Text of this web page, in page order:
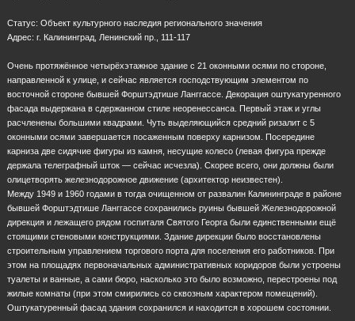
Статус: Объект культурного наследия регионального значения
Адрес: г. Калининград, Ленинский пр., 111-117
Очень протяжённое четырёхэтажное здание с 21 оконными осями по стороне,
направленной к улице, и сейчас является господствующим элементом по
восточной стороне бывшей Форштэдтише Ланггассе. Декорация оштукатуренного
фасада выдержана в сдержанном стиле неоренессанса. Первый этаж и углы
расчленены большими квадрами. Чуть выделяющийся средний ризалит с 5
оконными осями завершается посаженным поверху карнизом. Посередине
карниза две сидячие фигуры из камня, несущие колесо (левая фигура прежде
держала телеграфный шток — сейчас исчезла). Скорее всего, они должны были
олицетворять железнодорожное движение (архитектор неизвестен).
Между 1949 и 1960 годами в тогда очищенном от развалин Калининграде в районе
бывшей Форштэдтише Ланггассе сохранились руины бывшей Железнодорожной
дирекция и лежащего рядом госпиталя Святого Георга были единственными ещё
стоящими стеновыми конструкциями. Здание дирекции было восстановлены
строительным управлением торгового порта для поселения его работников. При
этом на площадях первоначальных административных коридоров были устроены
туалеты и ванные, а сами бюро, насколько это было возможно, перестроены под
жилые комнаты (при этом смирились со сквозным характером помещений).
Оштукатуренный фасад здания сохранился и находится в хорошем состоянии.